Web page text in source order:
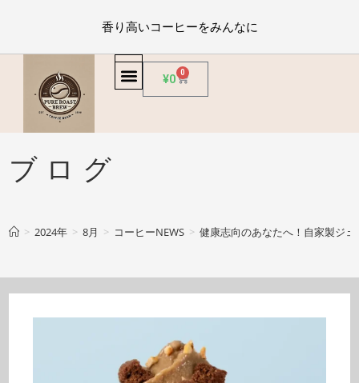
香り高いコーヒーをみんなに
¥0 0
ブログ
> 2024年 > 8月 > コーヒーNEWS > 健康志向のあなたへ！自家製ジ